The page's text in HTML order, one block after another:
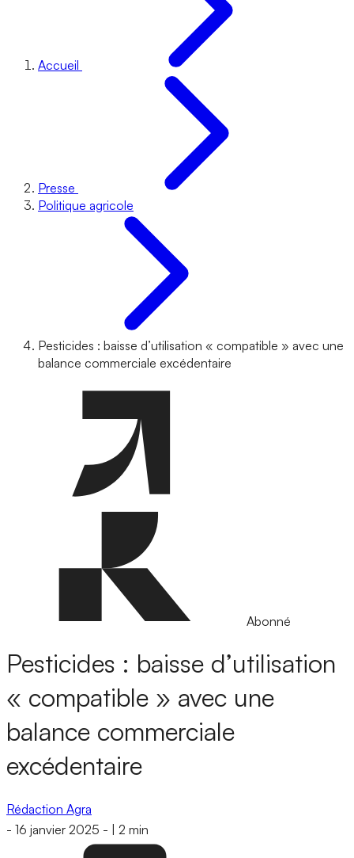
Accueil
Presse
Politique agricole
Pesticides : baisse d’utilisation « compatible » avec une
balance commerciale excédentaire
Abonné
Pesticides : baisse d’utilisation
« compatible » avec une
balance commerciale
excédentaire
Rédaction Agra
- 16 janvier 2025 - 2 min